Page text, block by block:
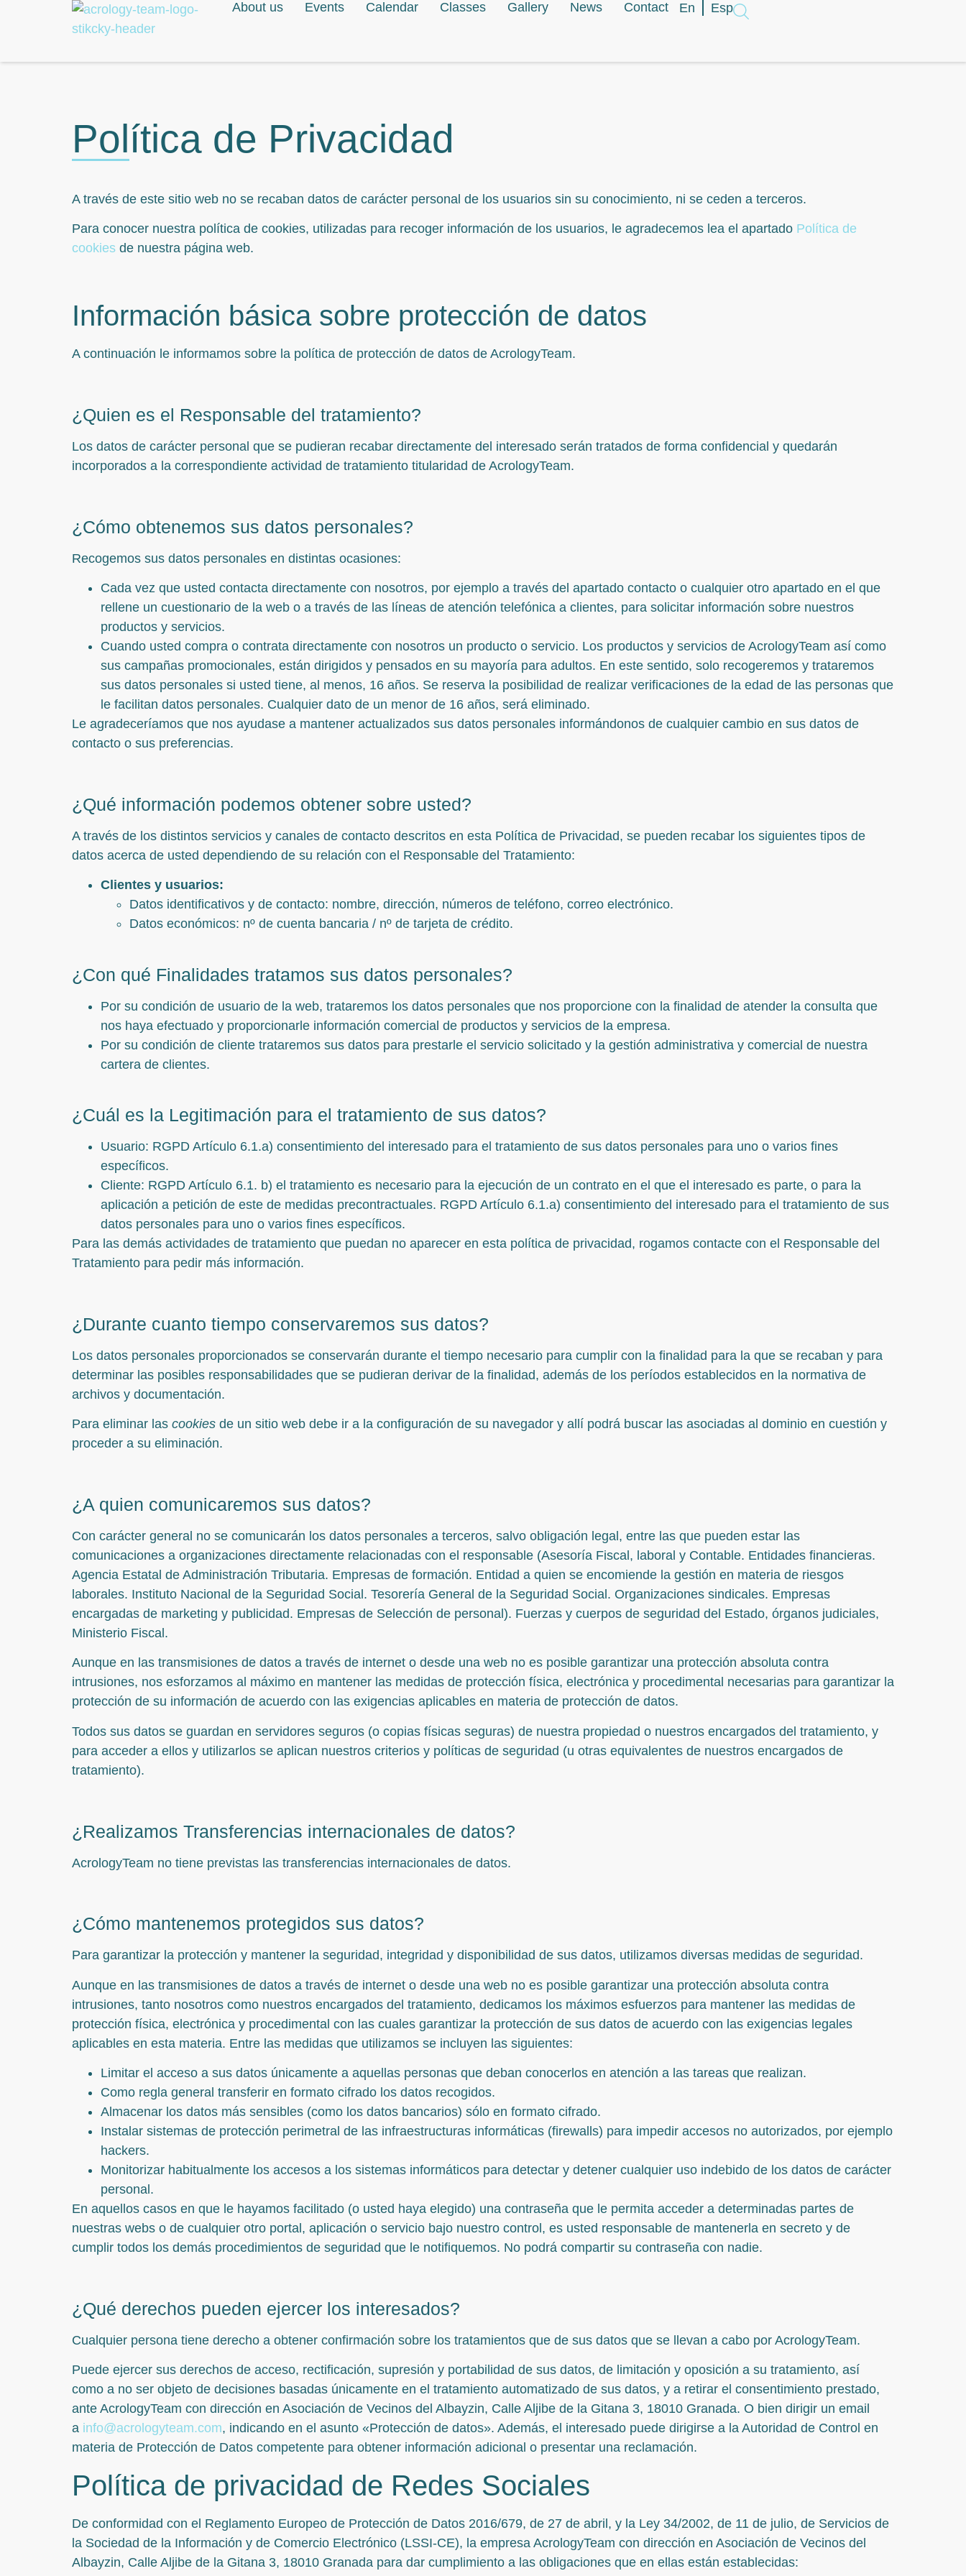
About us Events Calendar Classes Gallery News Contact En Esp
Política de Privacidad
A través de este sitio web no se recaban datos de carácter personal de los usuarios sin su conocimiento, ni se ceden a terceros.
Para conocer nuestra política de cookies, utilizadas para recoger información de los usuarios, le agradecemos lea el apartado Política de
cookies de nuestra página web.
Información básica sobre protección de datos
A continuación le informamos sobre la política de protección de datos de AcrologyTeam.
¿Quien es el Responsable del tratamiento?
Los datos de carácter personal que se pudieran recabar directamente del interesado serán tratados de forma confidencial y quedarán
incorporados a la correspondiente actividad de tratamiento titularidad de AcrologyTeam.
¿Cómo obtenemos sus datos personales?
Recogemos sus datos personales en distintas ocasiones:
Cada vez que usted contacta directamente con nosotros, por ejemplo a través del apartado contacto o cualquier otro apartado en el que
rellene un cuestionario de la web o a través de las líneas de atención telefónica a clientes, para solicitar información sobre nuestros
productos y servicios.
Cuando usted compra o contrata directamente con nosotros un producto o servicio. Los productos y servicios de AcrologyTeam así como
sus campañas promocionales, están dirigidos y pensados en su mayoría para adultos. En este sentido, solo recogeremos y trataremos
sus datos personales si usted tiene, al menos, 16 años. Se reserva la posibilidad de realizar verificaciones de la edad de las personas que
le facilitan datos personales. Cualquier dato de un menor de 16 años, será eliminado.
Le agradeceríamos que nos ayudase a mantener actualizados sus datos personales informándonos de cualquier cambio en sus datos de
contacto o sus preferencias.
¿Qué información podemos obtener sobre usted?
A través de los distintos servicios y canales de contacto descritos en esta Política de Privacidad, se pueden recabar los siguientes tipos de
datos acerca de usted dependiendo de su relación con el Responsable del Tratamiento:
Clientes y usuarios:
Datos identificativos y de contacto: nombre, dirección, números de teléfono, correo electrónico.
Datos económicos: nº de cuenta bancaria / nº de tarjeta de crédito.
¿Con qué Finalidades tratamos sus datos personales?
Por su condición de usuario de la web, trataremos los datos personales que nos proporcione con la finalidad de atender la consulta que
nos haya efectuado y proporcionarle información comercial de productos y servicios de la empresa.
Por su condición de cliente trataremos sus datos para prestarle el servicio solicitado y la gestión administrativa y comercial de nuestra
cartera de clientes.
¿Cuál es la Legitimación para el tratamiento de sus datos?
Usuario: RGPD Artículo 6.1.a) consentimiento del interesado para el tratamiento de sus datos personales para uno o varios fines
específicos.
Cliente: RGPD Artículo 6.1. b) el tratamiento es necesario para la ejecución de un contrato en el que el interesado es parte, o para la
aplicación a petición de este de medidas precontractuales. RGPD Artículo 6.1.a) consentimiento del interesado para el tratamiento de sus
datos personales para uno o varios fines específicos.
Para las demás actividades de tratamiento que puedan no aparecer en esta política de privacidad, rogamos contacte con el Responsable del
Tratamiento para pedir más información.
¿Durante cuanto tiempo conservaremos sus datos?
Los datos personales proporcionados se conservarán durante el tiempo necesario para cumplir con la finalidad para la que se recaban y para
determinar las posibles responsabilidades que se pudieran derivar de la finalidad, además de los períodos establecidos en la normativa de
archivos y documentación.
Para eliminar las cookies de un sitio web debe ir a la configuración de su navegador y allí podrá buscar las asociadas al dominio en cuestión y
proceder a su eliminación.
¿A quien comunicaremos sus datos?
Con carácter general no se comunicarán los datos personales a terceros, salvo obligación legal, entre las que pueden estar las
comunicaciones a organizaciones directamente relacionadas con el responsable (Asesoría Fiscal, laboral y Contable. Entidades financieras.
Agencia Estatal de Administración Tributaria. Empresas de formación. Entidad a quien se encomiende la gestión en materia de riesgos
laborales. Instituto Nacional de la Seguridad Social. Tesorería General de la Seguridad Social. Organizaciones sindicales. Empresas
encargadas de marketing y publicidad. Empresas de Selección de personal). Fuerzas y cuerpos de seguridad del Estado, órganos judiciales,
Ministerio Fiscal.
Aunque en las transmisiones de datos a través de internet o desde una web no es posible garantizar una protección absoluta contra
intrusiones, nos esforzamos al máximo en mantener las medidas de protección física, electrónica y procedimental necesarias para garantizar la
protección de su información de acuerdo con las exigencias aplicables en materia de protección de datos.
Todos sus datos se guardan en servidores seguros (o copias físicas seguras) de nuestra propiedad o nuestros encargados del tratamiento, y
para acceder a ellos y utilizarlos se aplican nuestros criterios y políticas de seguridad (u otras equivalentes de nuestros encargados de
tratamiento).
¿Realizamos Transferencias internacionales de datos?
AcrologyTeam no tiene previstas las transferencias internacionales de datos.
¿Cómo mantenemos protegidos sus datos?
Para garantizar la protección y mantener la seguridad, integridad y disponibilidad de sus datos, utilizamos diversas medidas de seguridad.
Aunque en las transmisiones de datos a través de internet o desde una web no es posible garantizar una protección absoluta contra
intrusiones, tanto nosotros como nuestros encargados del tratamiento, dedicamos los máximos esfuerzos para mantener las medidas de
protección física, electrónica y procedimental con las cuales garantizar la protección de sus datos de acuerdo con las exigencias legales
aplicables en esta materia. Entre las medidas que utilizamos se incluyen las siguientes:
Limitar el acceso a sus datos únicamente a aquellas personas que deban conocerlos en atención a las tareas que realizan.
Como regla general transferir en formato cifrado los datos recogidos.
Almacenar los datos más sensibles (como los datos bancarios) sólo en formato cifrado.
Instalar sistemas de protección perimetral de las infraestructuras informáticas (firewalls) para impedir accesos no autorizados, por ejemplo
hackers.
Monitorizar habitualmente los accesos a los sistemas informáticos para detectar y detener cualquier uso indebido de los datos de carácter
personal.
En aquellos casos en que le hayamos facilitado (o usted haya elegido) una contraseña que le permita acceder a determinadas partes de
nuestras webs o de cualquier otro portal, aplicación o servicio bajo nuestro control, es usted responsable de mantenerla en secreto y de
cumplir todos los demás procedimientos de seguridad que le notifiquemos. No podrá compartir su contraseña con nadie.
¿Qué derechos pueden ejercer los interesados?
Cualquier persona tiene derecho a obtener confirmación sobre los tratamientos que de sus datos que se llevan a cabo por AcrologyTeam.
Puede ejercer sus derechos de acceso, rectificación, supresión y portabilidad de sus datos, de limitación y oposición a su tratamiento, así
como a no ser objeto de decisiones basadas únicamente en el tratamiento automatizado de sus datos, y a retirar el consentimiento prestado,
ante AcrologyTeam con dirección en Asociación de Vecinos del Albayzin, Calle Aljibe de la Gitana 3, 18010 Granada. O bien dirigir un email
a info@acrologyteam.com, indicando en el asunto «Protección de datos». Además, el interesado puede dirigirse a la Autoridad de Control en
materia de Protección de Datos competente para obtener información adicional o presentar una reclamación.
Política de privacidad de Redes Sociales
De conformidad con el Reglamento Europeo de Protección de Datos 2016/679, de 27 de abril, y la Ley 34/2002, de 11 de julio, de Servicios de
la Sociedad de la Información y de Comercio Electrónico (LSSI-CE), la empresa AcrologyTeam con dirección en Asociación de Vecinos del
Albayzin, Calle Aljibe de la Gitana 3, 18010 Granada para dar cumplimiento a las obligaciones que en ellas están establecidas: